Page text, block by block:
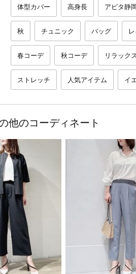
体型カバー 高身長 アピタ静
秋 チュニック バッグ
春コーデ 秋コーデ リラック
ストレッチ 人気アイテム イ
他のコーディネート